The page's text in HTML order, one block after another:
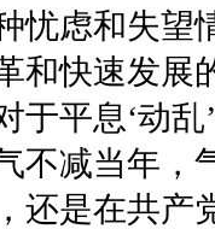
忧虑和失望
和快速发展
于平息‘动
不减当年
还是在共产